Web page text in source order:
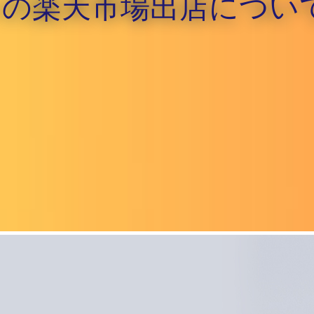
楽天市場出店につい